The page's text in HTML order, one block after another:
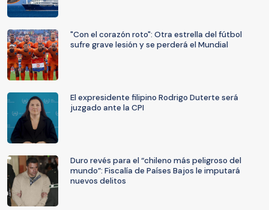
"Con el corazón roto": Otra estrella del fútbol
sufre grave lesión y se perderá el Mundial
El expresidente filipino Rodrigo Duterte será
juzgado ante la CPI
Duro revés para el “chileno más peligroso del
mundo”: Fiscalía de Países Bajos le imputará
nuevos delitos